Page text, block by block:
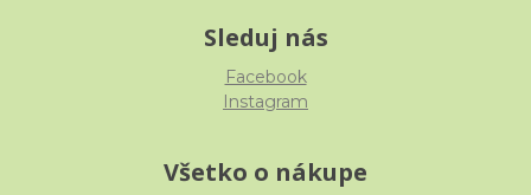
Sleduj nás
Facebook
Instagram
Všetko o nákupe